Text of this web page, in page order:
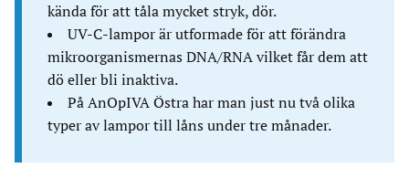
kända för att tåla mycket stryk, dör.
UV-C-lampor är utformade för att förändra
mikroorganismernas DNA/RNA vilket får dem att
dö eller bli inaktiva.
På AnOpIVA Östra har man just nu två olika
typer av lampor till låns under tre månader.